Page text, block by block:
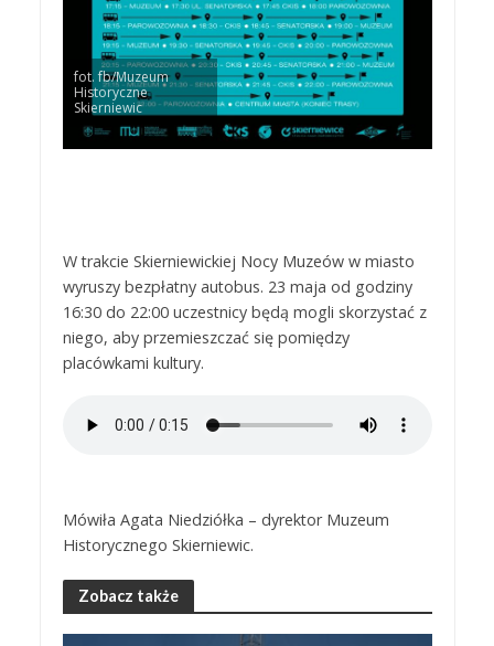
fot. fb/Muzeum
Historyczne
Skierniewic
W trakcie Skierniewickiej Nocy Muzeów w miasto
wyruszy bezpłatny autobus. 23 maja od godziny
16:30 do 22:00 uczestnicy będą mogli skorzystać z
niego, aby przemieszczać się pomiędzy
placówkami kultury.
Mówiła Agata Niedziółka – dyrektor Muzeum
Historycznego Skierniewic.
Zobacz także